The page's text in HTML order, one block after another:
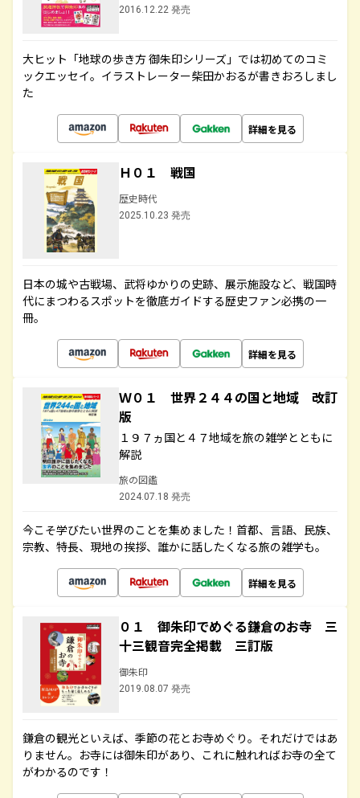
2016.12.22 発売
大ヒット「地球の歩き方 御朱印シリーズ」では初めてのコミ
ックエッセイ。イラストレーター柴田かおるが書きおろしまし
た
詳細を見る
Ｈ０１ 戦国
歴史時代
2025.10.23 発売
日本の城や古戦場、武将ゆかりの史跡、展示施設など、戦国時
代にまつわるスポットを徹底ガイドする歴史ファン必携の一
冊。
詳細を見る
Ｗ０１ 世界２４４の国と地域 改訂
版
１９７ヵ国と４７地域を旅の雑学とともに
解説
旅の図鑑
2024.07.18 発売
今こそ学びたい世界のことを集めました！首都、言語、民族、
宗教、特長、現地の挨拶、誰かに話したくなる旅の雑学も。
詳細を見る
０１ 御朱印でめぐる鎌倉のお寺 三
十三観音完全掲載 三訂版
御朱印
2019.08.07 発売
鎌倉の観光といえば、季節の花とお寺めぐり。それだけではあ
りません。お寺には御朱印があり、これに触れればお寺の全て
がわかるのです！